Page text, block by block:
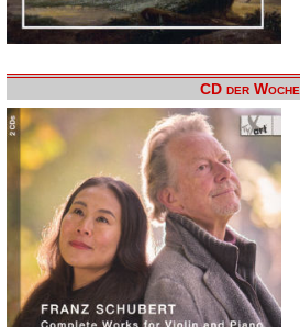
CD der Woche